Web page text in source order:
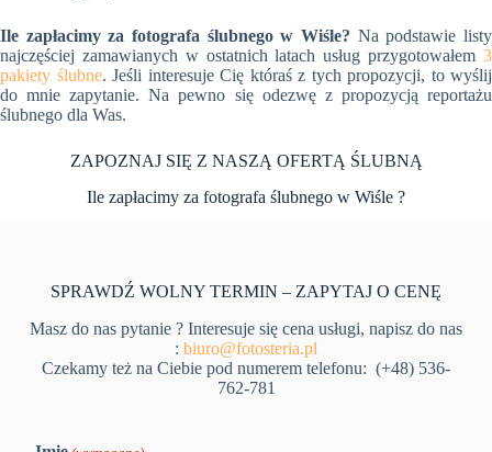
Ile zapłacimy za fotografa ślubnego w Wiśle? Na podstawie listy
najczęściej zamawianych w ostatnich latach usług przygotowałem 3
pakiety ślubne. Jeśli interesuje Cię któraś z tych propozycji, to wyślij
do mnie zapytanie. Na pewno się odezwę z propozycją reportażu
ślubnego dla Was.
ZAPOZNAJ SIĘ Z NASZĄ OFERTĄ ŚLUBNĄ
Ile zapłacimy za fotografa ślubnego w Wiśle ?
SPRAWDŹ WOLNY TERMIN – ZAPYTAJ O CENĘ
Masz do nas pytanie ? Interesuje się cena usługi, napisz do nas
: biuro@fotosteria.pl
Czekamy też na Ciebie pod numerem telefonu: (+48) 536-
762-781